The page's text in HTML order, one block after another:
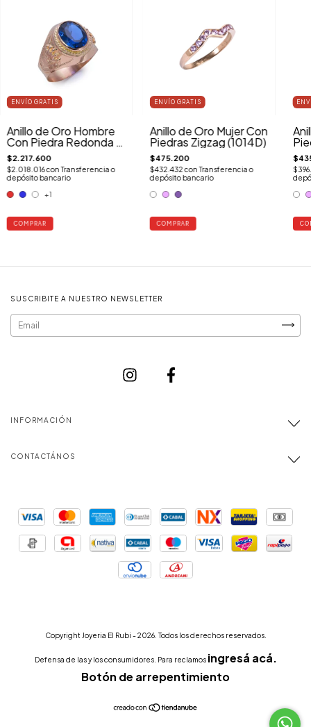
ENVÍO GRATIS
Anillo de Oro Hombre
Con Piedra Redonda y
Corona Lateral (751)
$2.217.600
$2.018.016con Transferencia o
depósito bancario
+1
COMPRAR
ENVÍO GRATIS
Anillo de Oro Mujer Con
Piedras Zigzag (1014D)
$475.200
$432.432con Transferencia o
depósito bancario
COMPRAR
SUSCRIBITE A NUESTRO NEWSLETTER
INFORMACIÓN
CONTACTÁNOS
Copyright Joyeria El Rubi - 2026. Todos los derechos reservados.
Defensa de las y los consumidores. Para reclamos ingresá acá.
Botón de arrepentimiento